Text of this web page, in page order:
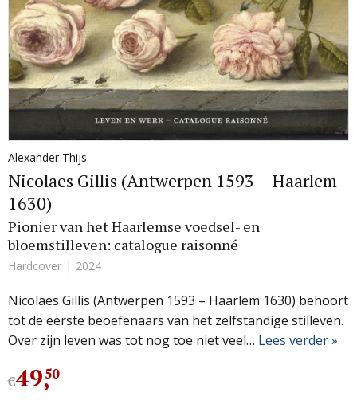
Alexander Thijs
Nicolaes Gillis (Antwerpen 1593 – Haarlem
1630)
Pionier van het Haarlemse voedsel- en
bloemstilleven: catalogue raisonné
Hardcover 2024
Nicolaes Gillis (Antwerpen 1593 – Haarlem 1630) behoort
tot de eerste beoefenaars van het zelfstandige stilleven.
Over zijn leven was tot nog toe niet veel… Lees verder »
€49,
50